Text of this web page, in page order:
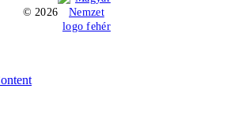
© 2026